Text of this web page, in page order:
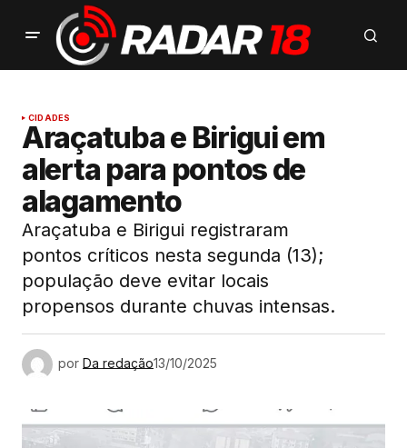
CIDADES
Araçatuba e Birigui em
alerta para pontos de
alagamento
Araçatuba e Birigui registraram
pontos críticos nesta segunda (13);
população deve evitar locais
propensos durante chuvas intensas.
por Da redação13/10/2025